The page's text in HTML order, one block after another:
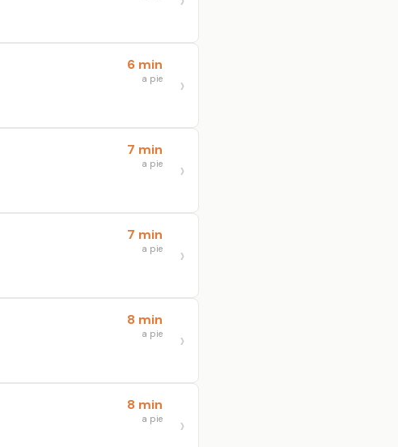
6 min
a pie
7 min
a pie
7 min
a pie
8 min
a pie
8 min
a pie